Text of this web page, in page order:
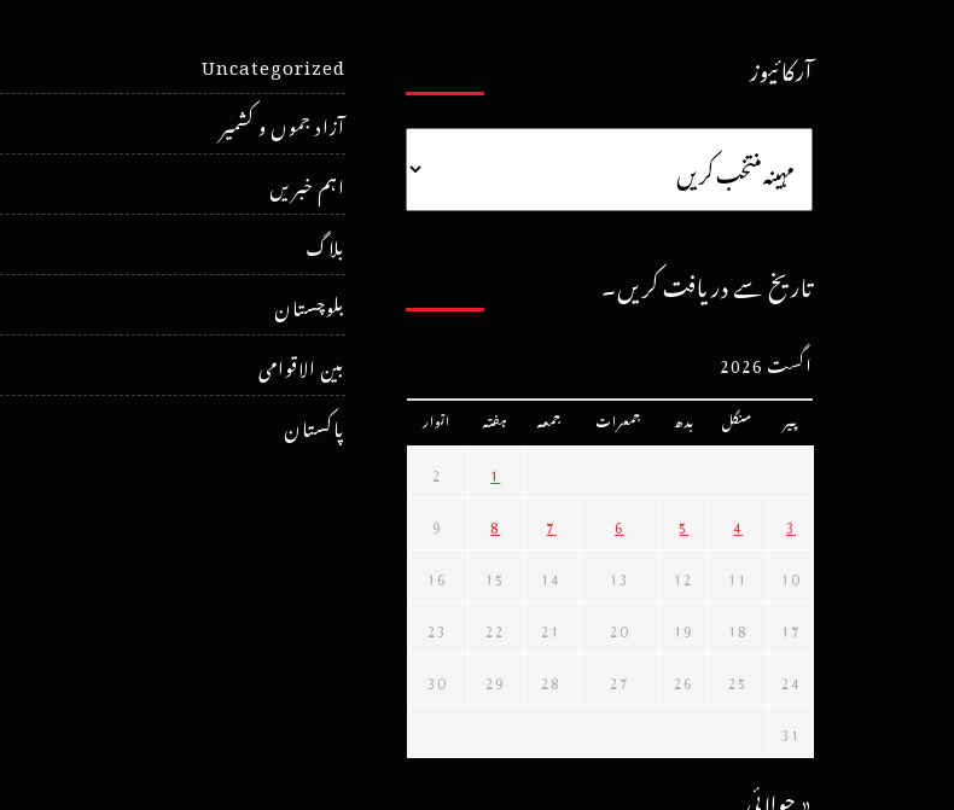
Uncategorized
آزاد جموں و کشمیر
اہم خبریں
بلاگ
بلوچستان
بین الاقوامی
پاکستان
آرکائیوز
تاریخ سے دریافت کریں۔
اگست 2026
پیر منگل بدھ جمعرات جمعہ ہفتہ اتوار
1
2
3
4
5
6
7
8
9
10
11
12
13
14
15
16
17
18
19
20
21
22
23
24
25
26
27
28
29
30
31